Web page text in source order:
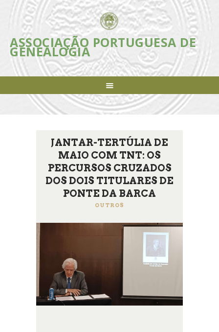
ASSOCIAÇÃO PORTUGUESA DE
GENEALOGIA
ASSOCIAÇÃO PORTUGUESA DE
GENEALOGIA
Incentivar e apoiar a investigação, estudo e divulgação da Genealogia em
Portugal
ASSOCIAÇÃO
INICIATIVAS
REVISTA
NOTÍCIAS
FAZER-SE SÓCIO
LIGAÇÕES ÚTEIS
CONTACTOS
JANTAR-TERTÚLIA DE
MAIO COM TNT: OS
PERCURSOS CRUZADOS
DOS DOIS TITULARES DE
PONTE DA BARCA
OUTROS